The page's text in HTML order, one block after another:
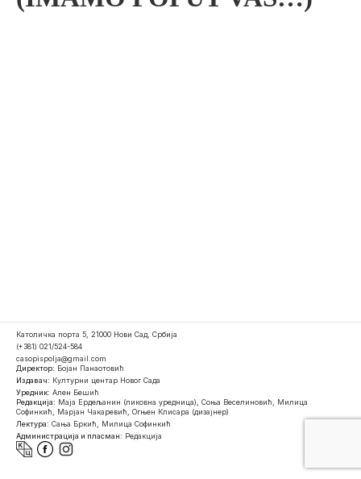
Католичка порта 5, 21000 Нови Сад, Србија
(+381) 021/524-584
casopispolja@gmail.com
Директор: Бојан Панаотовић
Издавач: Културни центар Новог Сада
Уредник: Ален Бешић
Редакција: Маја Ердељанин (ликовна уредница), Соња Веселиновић, Милица
Софинкић, Марјан Чакаревић, Огњен Клисара (дизајнер)
Лектура: Сања Бркић, Милица Софинкић
Администрација и пласман: Редакција